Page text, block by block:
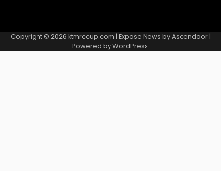
Copyright © 2026 ktmrccup.com | Expose News byAscendoor|
Powered byWordPress.